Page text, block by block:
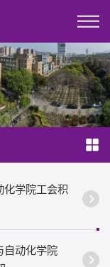
化学院工会积
自动化学院